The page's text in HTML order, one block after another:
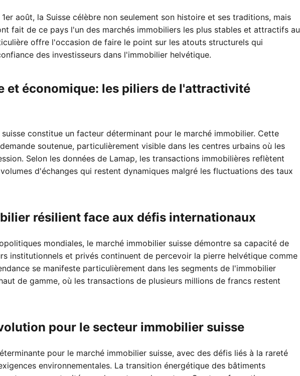
août, la Suisse célèbre non seulement son histoire et ses traditions, mais
fait de ce pays l'un des marchés immobiliers les plus stables et attractifs au
offre l'occasion de faire le point sur les atouts structurels qui
des investisseurs dans l'immobilier helvétique.
et économique: les piliers de l'attractivité
constitue un facteur déterminant pour le marché immobilier. Cette
soutenue, particulièrement visible dans les centres urbains où les
Selon les données de Lamap, les transactions immobilières reflètent
d'échanges qui restent dynamiques malgré les fluctuations des taux
résilient face aux défis internationaux
mondiales, le marché immobilier suisse démontre sa capacité de
institutionnels et privés continuent de percevoir la pierre helvétique comme
se manifeste particulièrement dans les segments de l'immobilier
de gamme, où les transactions de plusieurs millions de francs restent
pour le secteur immobilier suisse
pour le marché immobilier suisse, avec des défis liés à la rareté
environnementales. La transition énergétique des bâtiments